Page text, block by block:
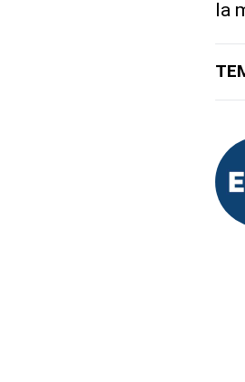
la